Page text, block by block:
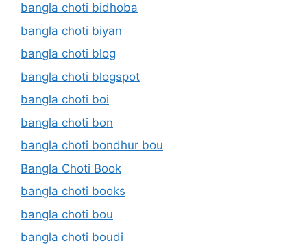
bangla choti bidhoba
bangla choti biyan
bangla choti blog
bangla choti blogspot
bangla choti boi
bangla choti bon
bangla choti bondhur bou
Bangla Choti Book
bangla choti books
bangla choti bou
bangla choti boudi